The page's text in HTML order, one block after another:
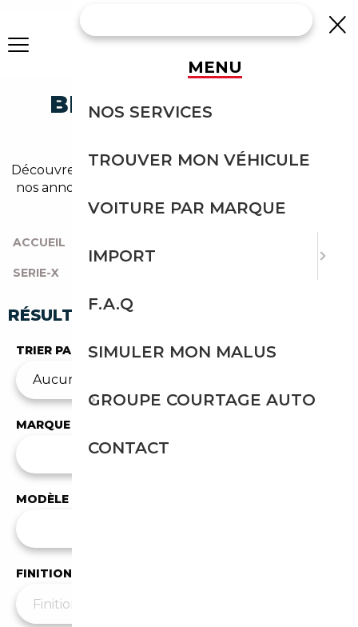
BMW X1 MANUELLE
Découvrez un large choix de bmw x1 manuelle dans
nos annonces. Un import sans effort avec Courtage
Auto.
ACCUEIL
SERIE-X
RÉSULTATS DE VOTRE RECHERCHE
TRIER PAR
MARQUE
BMW
MODÈLE
FINITION
MENU
NOS SERVICES
TROUVER MON VÉHICULE
VOITURE PAR MARQUE
IMPORT
F.A.Q
SIMULER MON MALUS
GROUPE COURTAGE AUTO
CONTACT